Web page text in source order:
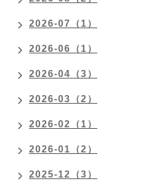
2026-07（1）
2026-06（1）
2026-04（3）
2026-03（2）
2026-02（1）
2026-01（2）
2025-12（3）